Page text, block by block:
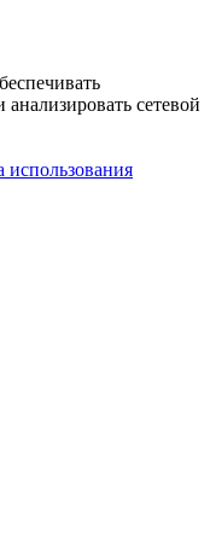
сетевой
использования